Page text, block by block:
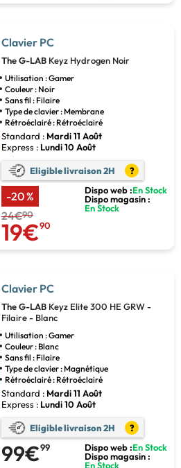
Clavier PC
The G-LAB Keyz Hydrogen Noir
Utilisation : Gamer
Couleur : Noir
Sans fil : Filaire
Type de clavier : Membrane
Rétroéclairé : Rétroéclairé
Standard : Mardi 11 Août
Express : Lundi 10 Août
Eligible livraison 2H ?
-20 %
24€90
19€90
Dispo web :En Stock
Dispo magasin :
En Stock
Clavier PC
The G-LAB Keyz Elite 300 HE GRW -
Filaire - Blanc
Utilisation : Gamer
Couleur : Blanc
Sans fil : Filaire
Type de clavier : Magnétique
Rétroéclairé : Rétroéclairé
Standard : Mardi 11 Août
Express : Lundi 10 Août
Eligible livraison 2H ?
99€99 Dispo web :En Stock
Dispo magasin :
En Stock